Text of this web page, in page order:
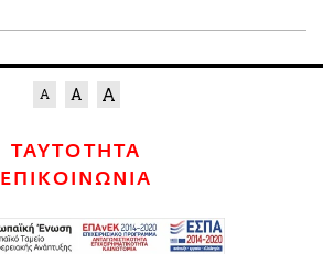
ΤΑΥΤΟΤΗΤΑ
ΕΠΙΚΟΙΝΩΝΙΑ